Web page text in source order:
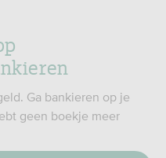
Ga bankieren op je
geen boekje meer